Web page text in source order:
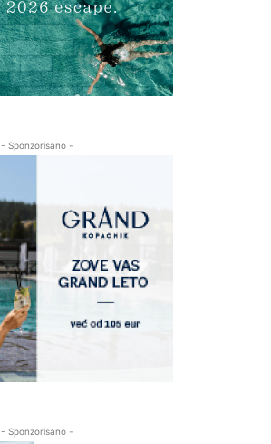
- Sponzorisano -
- Sponzorisano -